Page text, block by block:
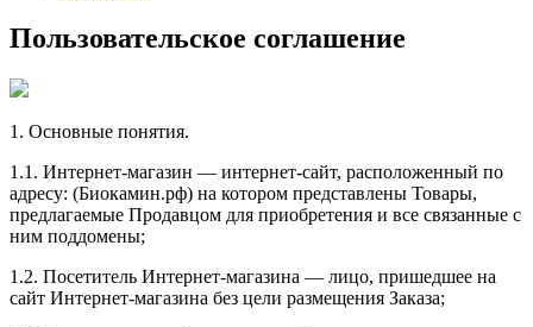
Пользовательское соглашение
1. Основные понятия.
1.1. Интернет-магазин — интернет-сайт, расположенный по
адресу: (Биокамин.рф) на котором представлены Товары,
предлагаемые Продавцом для приобретения и все связанные с
ним поддомены;
1.2. Посетитель Интернет-магазина — лицо, пришедшее на
сайт Интернет-магазина без цели размещения Заказа;